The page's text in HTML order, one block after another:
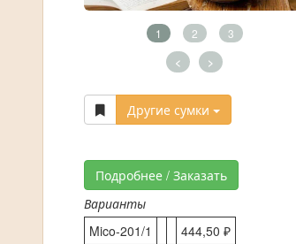
1 2 3
< >
Другие сумки
Подробнее / Заказать
Варианты
Mico-201/1
444,50 ₽